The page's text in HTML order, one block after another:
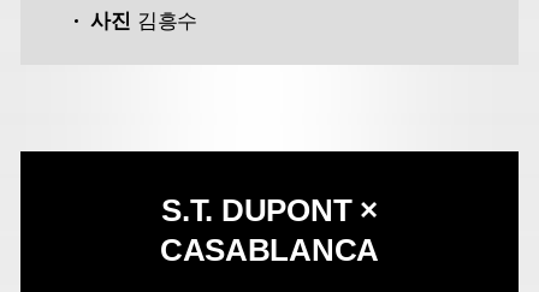
사진 김흥수
S.T. DUPONT ×
CASABLANCA